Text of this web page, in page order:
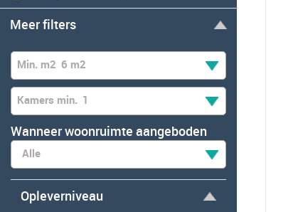
Meer filters
Min. m2 6 m2
Kamers min. 1
Wanneer woonruimte aangeboden
Alle
Opleverniveau